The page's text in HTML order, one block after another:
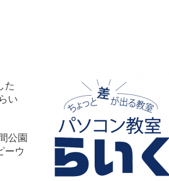
た
い
公園
ーウ